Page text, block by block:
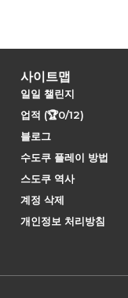
사이트맵
일일 챌린지
업적 (🏆0/12)
블로그
수도쿠 플레이 방법
스도쿠 역사
계정 삭제
개인정보 처리방침